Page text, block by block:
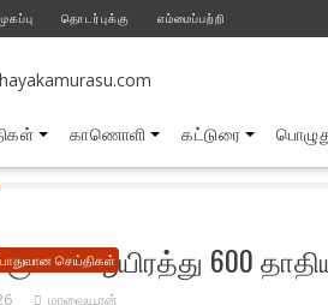
தொடர்புக்கு எம்மைப்பற்றி
காணொளி கட்டுரை
செய்திகள்
13ஆயிரத்து 600
மாவையூரன்